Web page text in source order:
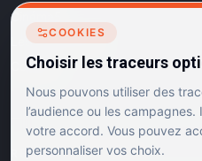
Cinéma5
Les Dits de l'Art
Contact
RÉSEAUX SOCIAUX
COOKIES
Choisir les traceurs
Nous pouvons utiliser des
l’audience ou les
votre accord. Vous pouvez
personnaliser vos choix.